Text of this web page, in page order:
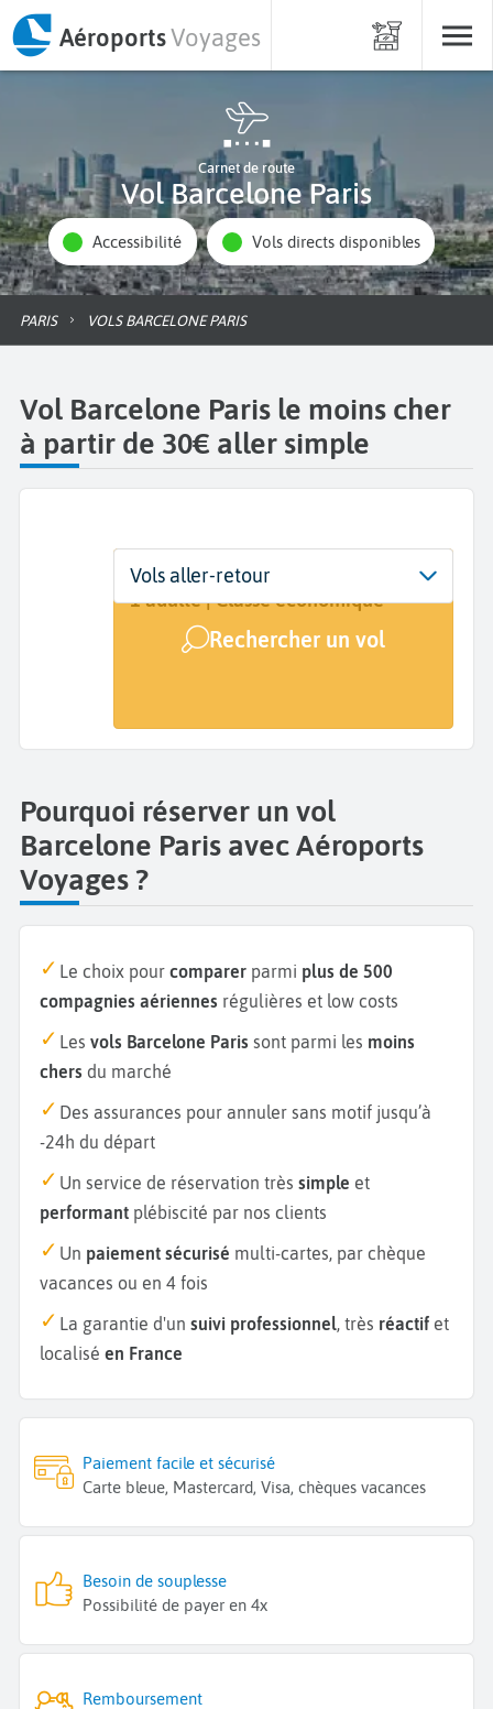
AéroportsVoyages
Carnet de route
Vol Barcelone Paris
Accessibilité Vols directs disponibles
PARIS VOLS BARCELONE PARIS
Vol Barcelone Paris le moins cher
à partir de 30€ aller simple
Départ
Barcelone (BCN)
Dates
Dates de votre voyage
Voyageurs | Classe
1 adulte | Classe économique
Rechercher un vol
Vols aller-retour
Pourquoi réserver un vol
Barcelone Paris avec Aéroports
Voyages ?
Le choix pour comparer parmi plus de 500
compagnies aériennes régulières et low costs
Les vols Barcelone Paris sont parmi les moins
chers du marché
Des assurances pour annuler sans motif jusqu’à
-24h du départ
Un service de réservation très simple et
performant plébiscité par nos clients
Un paiement sécurisé multi-cartes, par chèque
vacances ou en 4 fois
La garantie d'un suivi professionnel, très réactif et
localisé en France
Paiement facile et sécurisé
Carte bleue, Mastercard, Visa, chèques vacances
Besoin de souplesse
Possibilité de payer en 4x
Remboursement